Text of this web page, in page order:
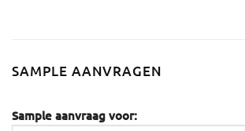
SAMPLE AANVRAGEN
Sample aanvraag voor: